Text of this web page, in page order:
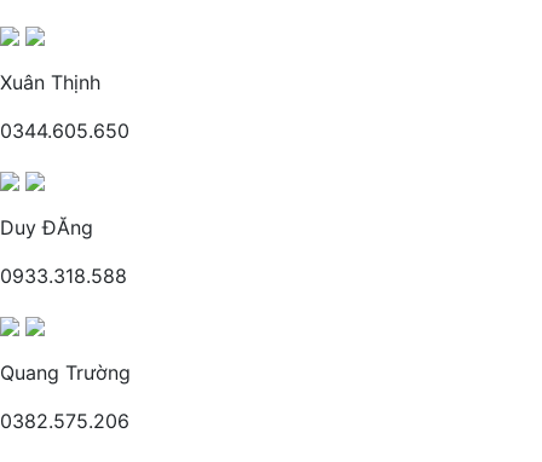
Xuân Thịnh
0344.605.650
Duy ĐĂng
0933.318.588
Quang Trường
0382.575.206